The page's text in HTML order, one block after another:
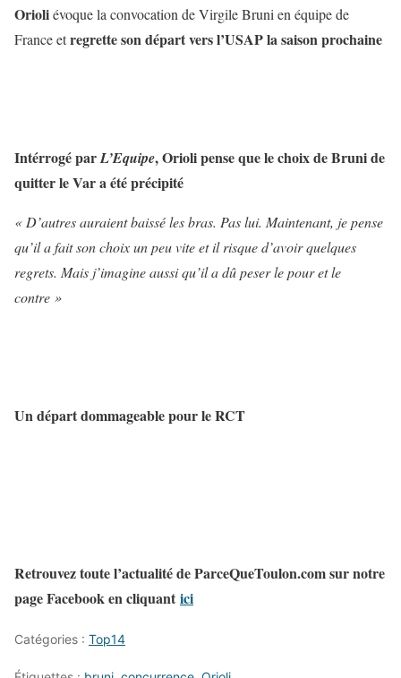
Orioliévoque la convocation de Virgile Bruni en équipe de
France etregrette son départ vers l’USAP la saison prochaine
Intérrogé parL’Equipe, Orioli pense que le choix de Bruni de
quitter le Var a été précipité
« D’autres auraient baissé les bras. Pas lui. Maintenant, je pense
qu’il a fait son choix un peu vite et il risque d’avoir quelques
regrets. Mais j’imagine aussi qu’il a dû peser le pour et le
contre »
Un départ dommageable pour le RCT
Retrouvez toute l’actualité de ParceQueToulon.com sur notre
page Facebook en cliquant ici
Catégories : Top14